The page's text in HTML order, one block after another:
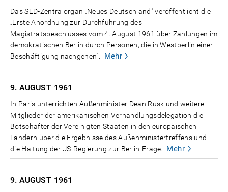
Das SED-Zentralorgan „Neues Deutschland" veröffentlicht die
„Erste Anordnung zur Durchführung des
Magistratsbeschlusses vom 4. August 1961 über Zahlungen im
demokratischen Berlin durch Personen, die in Westberlin einer
Beschäftigung nachgehen".
Mehr
9. AUGUST 1961
In Paris unterrichten Außenminister Dean Rusk und weitere
Mitglieder der amerikanischen Verhandlungsdelegation die
Botschafter der Vereinigten Staaten in den europäischen
Ländern über die Ergebnisse des Außenministertreffens und
die Haltung der US-Regierung zur Berlin-Frage.
Mehr
9. AUGUST 1961